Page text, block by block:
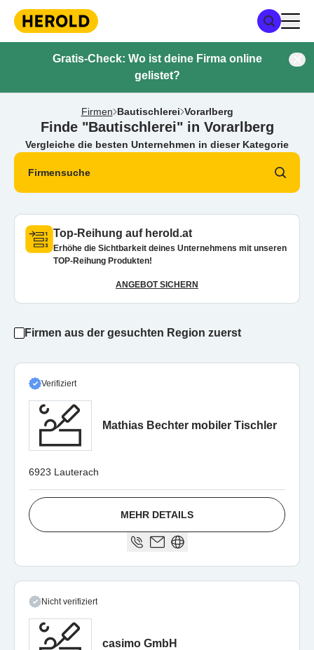
Gratis-Check: Wo ist deine Firma online
gelistet?
Firmen Bautischlerei Vorarlberg
Finde "Bautischlerei" in Vorarlberg
Vergleiche die besten Unternehmen in dieser Kategorie
Firmensuche
Top-Reihung auf herold.at
Erhöhe die Sichtbarkeit deines Unternehmens mit unseren
TOP-Reihung Produkten!
ANGEBOT SICHERN
Firmen aus der gesuchten Region zuerst
Verifiziert
Mathias Bechter mobiler Tischler
6923 Lauterach
MEHR DETAILS
Nicht verifiziert
casimo GmbH